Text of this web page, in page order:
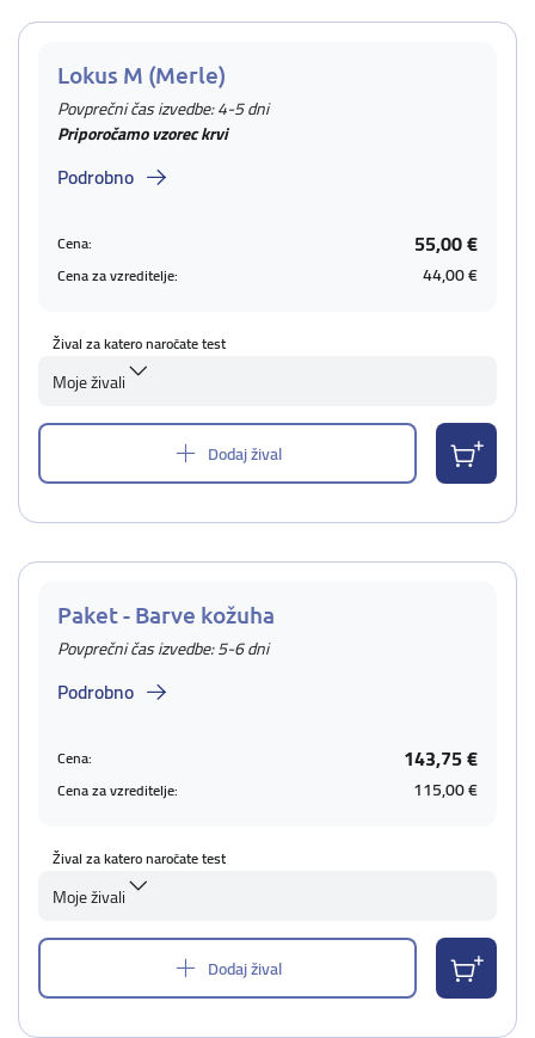
Lokus M (Merle)
Povprečni čas izvedbe: 4-5 dni
Priporočamo vzorec krvi
Podrobno
Cena: 55,00 €
Cena za vzreditelje: 44,00 €
Žival za katero naročate test
Moje živali
Dodaj žival
Paket - Barve kožuha
Povprečni čas izvedbe: 5-6 dni
Podrobno
Cena: 143,75 €
Cena za vzreditelje: 115,00 €
Žival za katero naročate test
Moje živali
Dodaj žival